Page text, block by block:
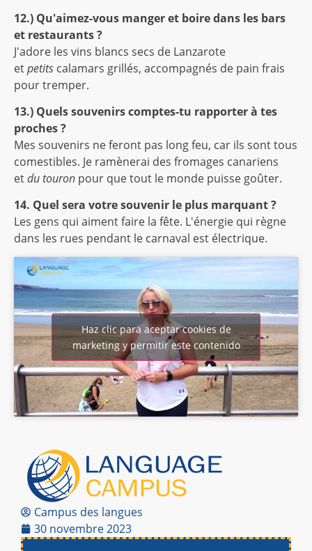
12.) Qu'aimez-vous manger et boire dans les bars
et restaurants ?
J'adore les vins blancs secs de Lanzarote
etpetits calamars grillés, accompagnés de pain frais
pour tremper.
13.) Quels souvenirs comptes-tu rapporter à tes
proches ?
Mes souvenirs ne feront pas long feu, car ils sont tous
comestibles. Je ramènerai des fromages canariens
etdu touron pour que tout le monde puisse goûter.
14. Quel sera votre souvenir le plus marquant ?
Les gens qui aiment faire la fête. L'énergie qui règne
dans les rues pendant le carnaval est électrique.
Haz clic para aceptar cookies de
marketing y permitir este contenido
Campus des langues
30 novembre 2023